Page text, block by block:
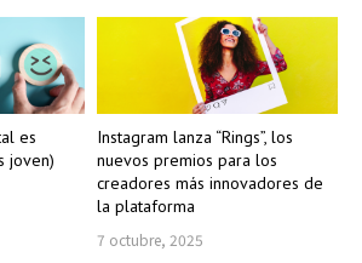
es
joven)
Instagram lanza “Rings”, los
nuevos premios para los
creadores más innovadores de
la plataforma
7 octubre, 2025